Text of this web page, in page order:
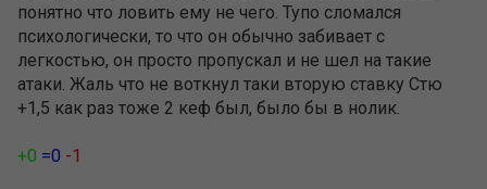
понятно что ловить ему не чего. Тупо сломался
психологически, то что он обычно забивает с
легкостью, он просто пропускал и не шел на такие
атаки. Жаль что не воткнул таки вторую ставку Стю
+1,5 как раз тоже 2 кеф был, было бы в нолик.
+0 =0 -1